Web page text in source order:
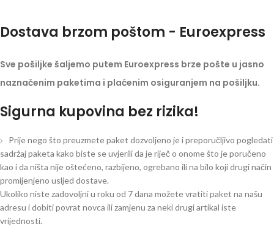
Dostava brzom poštom - Euroexpress
Sve pošiljke šaljemo putem Euroexpress brze pošte u jasno
naznačenim paketima i plaćenim osiguranjem na pošiljku.
Sigurna kupovina bez rizika!
Prije nego što preuzmete paket dozvoljeno je i preporučljivo pogledati
sadržaj paketa kako biste se uvjerili da je riječ o onome što je poručeno
kao i da ništa nije oštećeno, razbijeno, ogrebano ili na bilo koji drugi način
promijenjeno usljed dostave.
Ukoliko niste zadovoljni u roku od 7 dana možete vratiti paket na našu
adresu i dobiti povrat novca ili zamjenu za neki drugi artikal iste
vrijednosti.